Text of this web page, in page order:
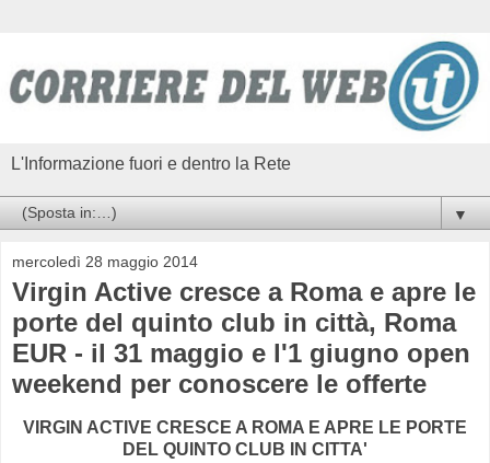
L'Informazione fuori e dentro la Rete
▼
mercoledì 28 maggio 2014
Virgin Active cresce a Roma e apre le
porte del quinto club in città, Roma
EUR - il 31 maggio e l'1 giugno open
weekend per conoscere le offerte
VIRGIN ACTIVE CRESCE A ROMA E APRE LE PORTE
DEL QUINTO CLUB IN CITTA'